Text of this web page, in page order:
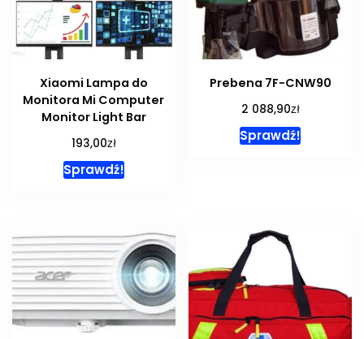
Xiaomi Lampa do
Monitora Mi Computer
Monitor Light Bar
193,00zł
Sprawdź!
Prebena 7F-CNW90
2 088,90zł
Sprawdź!